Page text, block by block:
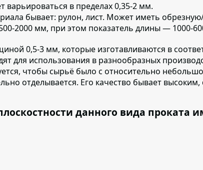
варьироваться в пределах 0,35-2 мм.
бывает: рулон, лист. Может иметь
2000 мм, при этом показатель длины — 1000-
0,5-3 мм, которые изготавливаются в
для использования в разнообразных
чтобы сырьё было с относительно
отделывается. Его качество бывает
данного вида проката